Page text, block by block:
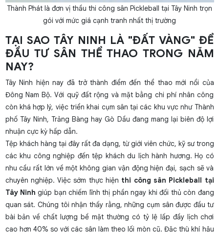
Thành Phát là đơn vị thầu thi công sân Pickleball tại Tây Ninh trọn
gói với mức giá cạnh tranh nhất thị trường
TẠI SAO TÂY NINH LÀ "ĐẤT VÀNG" ĐỂ
ĐẦU TƯ SÂN THỂ THAO TRONG NĂM
NAY?
Tây Ninh hiện nay đã trở thành điểm đến thể thao mới nổi của
Đông Nam Bộ. Với quỹ đất rộng và mặt bằng chi phí nhân công
còn khá hợp lý, việc triển khai cụm sân tại các khu vực như Thành
phố Tây Ninh, Trảng Bàng hay Gò Dầu đang mang lại biên độ lợi
nhuận cực kỳ hấp dẫn.
Tệp khách hàng tại đây rất đa dạng, từ giới viên chức, kỹ sư trong
các khu công nghiệp đến tệp khách du lịch hành hương. Họ có
nhu cầu rất lớn về một không gian vận động hiện đại, sạch sẽ và
chuyên nghiệp. Việc sớm thực hiện thi công sân Pickleball tại
Tây Ninh giúp bạn chiếm lĩnh thị phần ngay khi đối thủ còn đang
quan sát. Chúng tôi nhận thấy rằng, những cụm sân được đầu tư
bài bản về chất lượng bề mặt thường có tỷ lệ lấp đầy lịch chơi
cao hơn 40% so với các sân làm theo lối mòn cũ. Đặc thù khí hậu